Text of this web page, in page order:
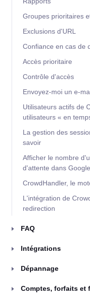
Groupes prioritaires
Exclusions d'URL
Confiance en cas de
Accès prioritaire
Contrôle d'accès
Envoyez-moi un e-
Utilisateurs actifs de
utilisateurs « en
La gestion des
savoir
Afficher le nombre
d'attente dans
CrowdHandler, le
L'intégration de
redirection
FAQ
Intégrations
Dépannage
Comptes, forfaits et